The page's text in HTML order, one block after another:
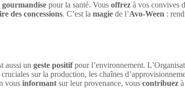
gourmandise pour la santé. Vous offrez à vos convives
des concessions. C’est la magie de l’Avo-Ween :
aussi un geste positifpour l’environnement.
sur la production, les chaînes
vous informant sur leur provenance, vous contribuez